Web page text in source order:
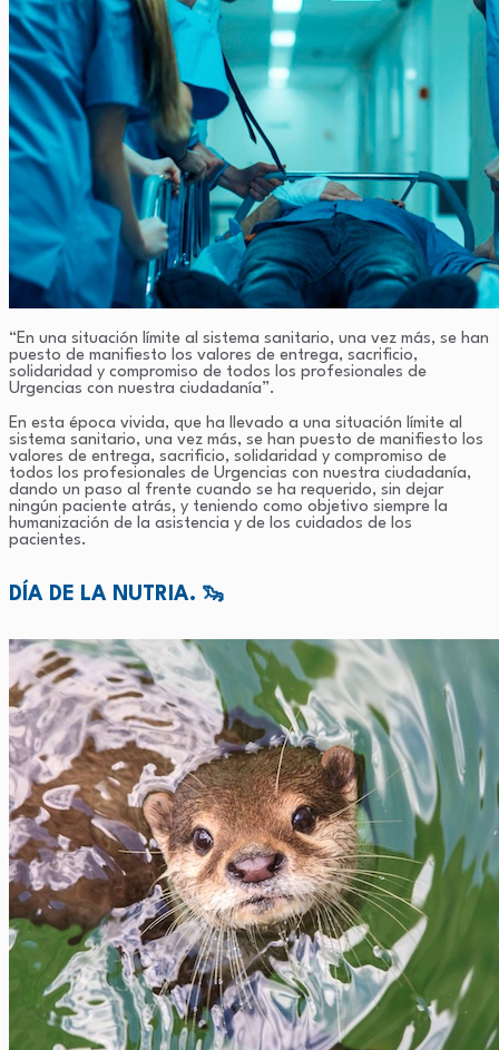
“En una situación límite al sistema sanitario, una vez más, se han
puesto de manifiesto los valores de entrega, sacrificio,
solidaridad y compromiso de todos los profesionales de
Urgencias con nuestra ciudadanía”.
En esta época vivida, que ha llevado a una situación límite al
sistema sanitario, una vez más, se han puesto de manifiesto los
valores de entrega, sacrificio, solidaridad y compromiso de
todos los profesionales de Urgencias con nuestra ciudadanía,
dando un paso al frente cuando se ha requerido, sin dejar
ningún paciente atrás, y teniendo como objetivo siempre la
humanización de la asistencia y de los cuidados de los
pacientes.
DÍA DE LA NUTRIA. 🦦